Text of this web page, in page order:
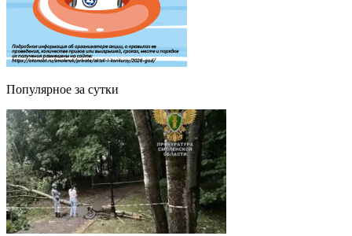
Популярное за сутки